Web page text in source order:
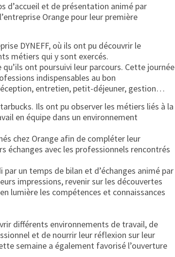
d’accueil et de présentation animé par
Orange pour leur première
DYNEFF, où ils ont pu découvrir le
métiers qui y sont exercés.
ont poursuivi leur parcours. Cette journée
indispensables au bon
entretien, petit-déjeuner, gestion…
Ils ont pu observer les métiers liés à la
en équipe dans un environnement
chez Orange afin de compléter leur
échanges avec les professionnels rencontrés
un temps de bilan et d’échanges animé par
impressions, revenir sur les découvertes
lumière les compétences et connaissances
différents environnements de travail, de
et de nourrir leur réflexion sur leur
semaine a également favorisé l’ouverture